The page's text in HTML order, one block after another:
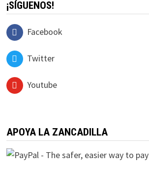
¡SÍGUENOS!
Facebook
Twitter
Youtube
APOYA LA ZANCADILLA